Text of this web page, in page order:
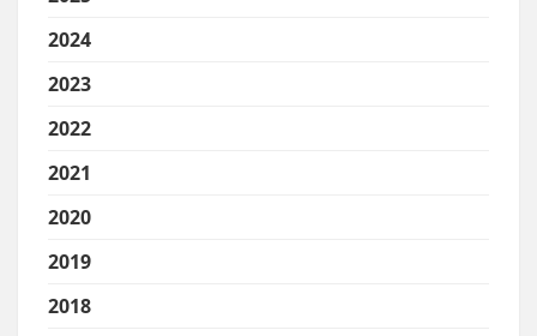
2024
2023
2022
2021
2020
2019
2018